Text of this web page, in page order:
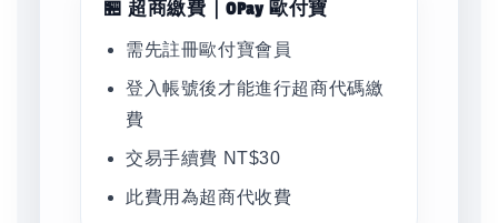
🏪 超商繳費｜OPay 歐付寶
需先註冊歐付寶會員
登入帳號後才能進行超商代碼繳
費
交易手續費 NT$30
此費用為超商代收費